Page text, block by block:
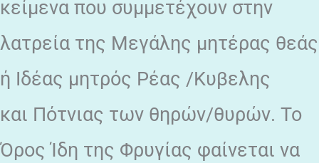
κείμενα που συμμετέχουν στην
λατρεία της Μεγάλης μητέρας θεάς
ή Ιδέας μητρός Ρέας /Κυβελης
και Πότνιας των θηρών/θυρών. Το
Όρος Ίδη της Φρυγίας φαίνεται να